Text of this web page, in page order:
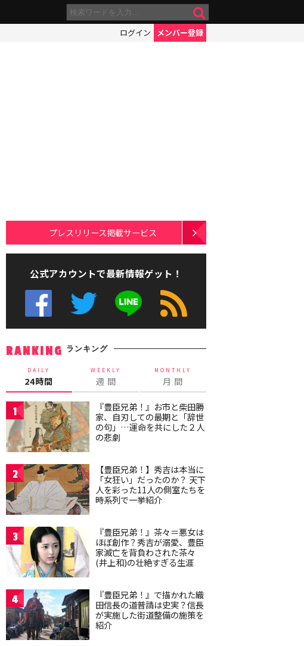
ログイン メンバー登録
プレスリリース掲載サービス
公式アカウントで最新情報ゲット！
RANKING ランキング
DAILY
24時間
WEEKLY
週 間
MONTHLY
月 間
1
『豊臣兄弟！』お市と柴田勝
家、自刃しての最期と「辞世
の句」…運命を共にした２人
の悲劇
2
【豊臣兄弟！】秀吉は本当に
「女狂い」だったのか？ 天下
人を彩った11人の側室たちを
時系列で一挙紹介
3
『豊臣兄弟！』茶々＝悪女は
ほぼ創作？秀吉が溺愛、豊臣
家滅亡を背負わされた茶々
(井上和)の壮絶すぎる生涯
4
『豊臣兄弟！』で描かれた織
田信長の道普請は史実？信長
が実施した街道整備の施策を
紹介